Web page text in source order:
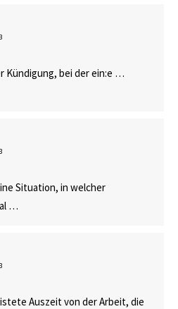
Kündigung, bei der ein:e …
Situation, in welcher
…
Auszeit von der Arbeit, die